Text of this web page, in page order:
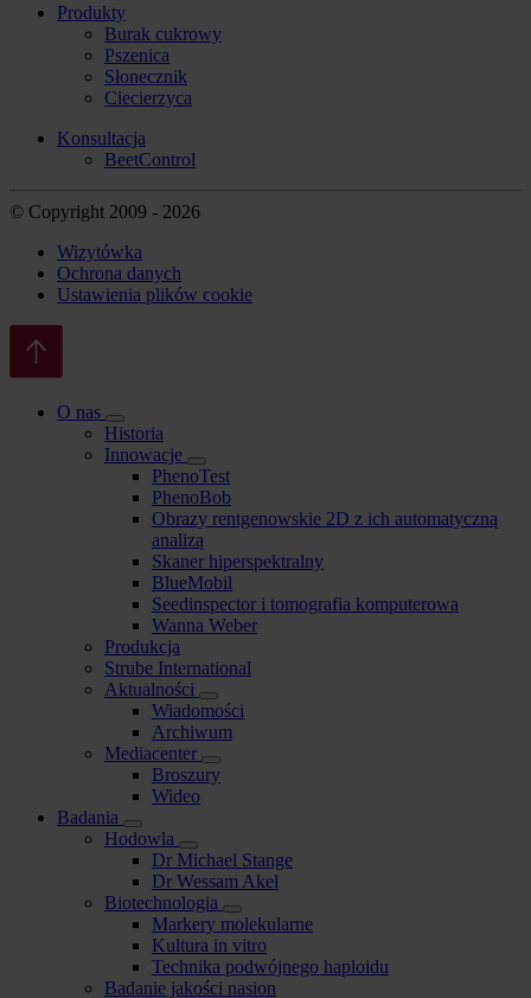
Produkty
Burak cukrowy
Pszenica
Słonecznik
Ciecierzyca
Konsultacja
BeetControl
© Copyright 2009 - 2026
Wizytówka
Ochrona danych
Ustawienia plików cookie
O nas
Historia
Innowacje
PhenoTest
PhenoBob
Obrazy rentgenowskie 2D z ich automatyczną
analizą
Skaner hiperspektralny
BlueMobil
Seedinspector i tomografia komputerowa
Wanna Weber
Produkcja
Strube International
Aktualności
Wiadomości
Archiwum
Mediacenter
Broszury
Wideo
Badania
Hodowla
Dr Michael Stange
Dr Wessam Akel
Biotechnologia
Markery molekularne
Kultura in vitro
Technika podwójnego haploidu
Badanie jakości nasion